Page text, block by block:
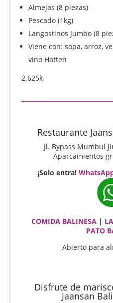
Almejas (8 piezas)
Pescado (1kg)
Langostinos Jumbo (8
Viene con: sopa, arroz,
vino Hatten
2.625k
Restaurante
Jl. Bypass Mumbul
Aparcamientos
¡Solo entra!
COMIDA BALINESA|
PATO
Abierto para
Disfrute de
Jaansan